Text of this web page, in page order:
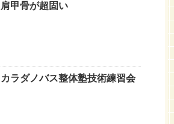
肩甲骨が超固い
カラダノバス整体塾技術練習会